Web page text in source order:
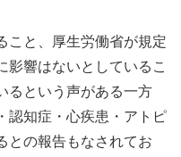
こと、厚生労働省が規定
影響はないとしているこ
るという声がある一方
認知症・心疾患・アトピ
との報告もなされてお